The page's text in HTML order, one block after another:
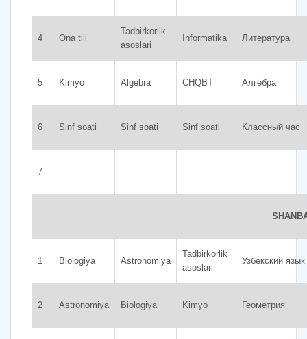
4 Ona tili
Tadbirkorlik
asoslari
Informatika Литература
5 Kimyo Algebra CHQBT Алгебра
6 Sinf soati Sinf soati Sinf soati Классный час
7
1 Biologiya Astronomiya
Tadbirkorlik
asoslari
Узбекский язык
2 Astronomiya Biologiya Kimyo Геометрия